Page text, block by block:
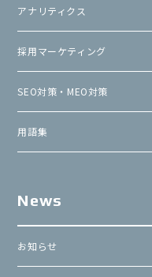
アナリティクス
採用マーケティング
SEO対策・MEO対策
用語集
News
お知らせ